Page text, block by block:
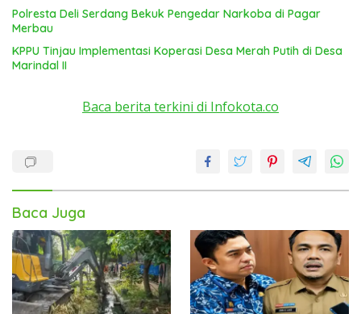
Polresta Deli Serdang Bekuk Pengedar Narkoba di Pagar
Merbau
KPPU Tinjau Implementasi Koperasi Desa Merah Putih di Desa
Marindal II
Baca berita terkini di Infokota.co
Baca Juga